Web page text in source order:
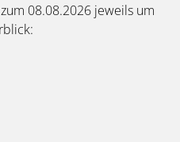
08.08.2026 jeweils um